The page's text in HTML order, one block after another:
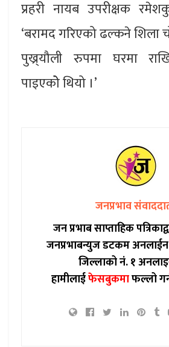
प्रहरी नायब उपरीक्षक
‘बरामद गरिएको ढल्कने शिला
पुख्र्यौली रुपमा घरमा
पाइएकोे थियो ।’
जनप्रभाव
जन प्रभाब साप्ताहिक
जनप्रभाबन्युज डटकम अनलाईन
जिल्लाको नं. १
हामीलाईफेसबुकमाफल्लो